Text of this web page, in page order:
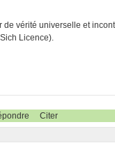
de vérité universelle et
Licence).
Citer